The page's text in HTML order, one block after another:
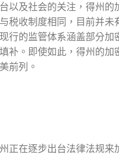
以及社会的关注，得州的
税收制度相同，目前并未
行的监管体系涵盖部分加
补。即使如此，得州的加
前列。
正在逐步出台法律法规来